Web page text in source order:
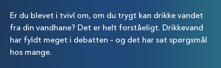
Er du blevet i tvivl om, om du trygt kan drikke vandet
fra din vandhane? Det er helt forståeligt. Drikkevand
har fyldt meget i debatten – og det har sat spørgsmål
hos mange.